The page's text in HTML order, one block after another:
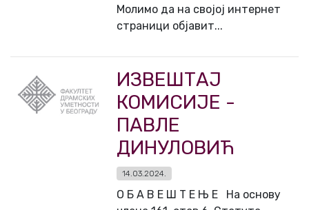
Молимо да на својој интернет
страници објавит...
ИЗВЕШТАЈ
КОМИСИЈЕ -
ПАВЛЕ
ДИНУЛОВИЋ
14.03.2024.
О Б А В Е Ш Т Е Њ Е На основу